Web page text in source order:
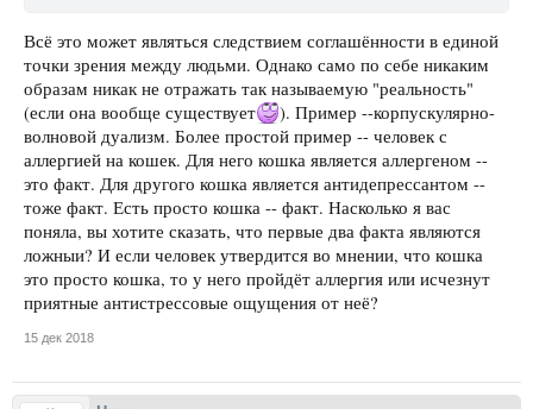
Всё это может являться следствием соглашённости в единой
точки зрения между людьми. Однако само по себе никаким
образам никак не отражать так называемую "реальность"
(если она вообще существует
). Пример --корпускулярно-
волновой дуализм. Более простой пример -- человек с
аллергией на кошек. Для него кошка является аллергеном --
это факт. Для другого кошка является антидепрессантом --
тоже факт. Есть просто кошка -- факт. Насколько я вас
поняла, вы хотите сказать, что первые два факта являются
ложныи? И если человек утвердится во мнении, что кошка
это просто кошка, то у него пройдёт аллергия или исчезнут
приятные антистрессовые ощущения от неё?
15 дек 2018